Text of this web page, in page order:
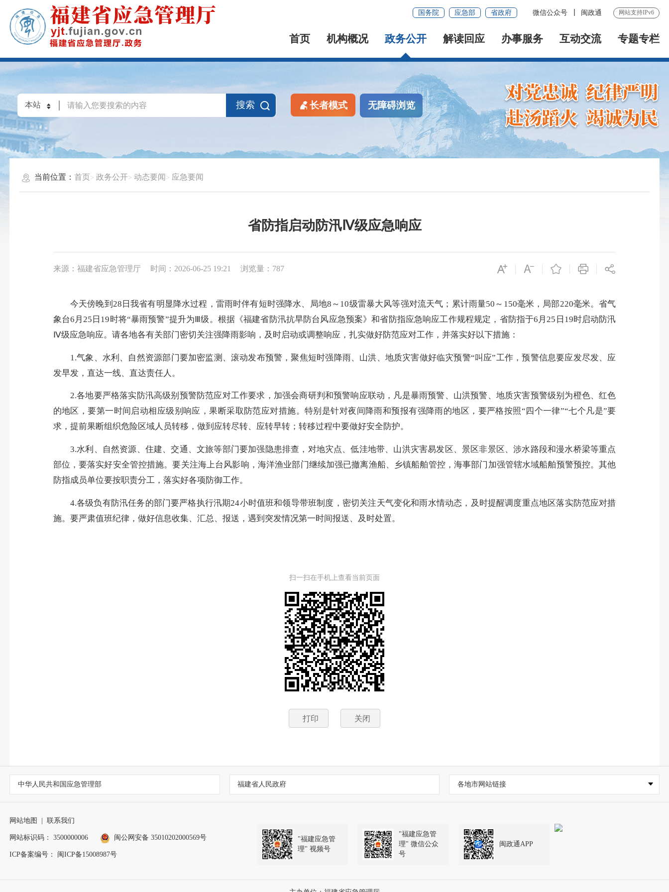
国务院 应急部 省政府 微信公众号 闽政通 网站支持IPv6
首页 机构概况 政务公开 解读回应 办事服务 互动交流 专题专栏
搜索 长者模式 无障碍浏览
当前位置：首页 政务公开 动态要闻 应急要闻
省防指启动防汛Ⅳ级应急响应
来源：福建省应急管理厅 时间：2026-06-25 19:21 浏览量：787
今天傍晚到28日我省有明显降水过程，雷雨时伴有短时强降水、局地8～10级雷暴大风等强对流天气；累计雨量50～150毫米，局部220毫米。省气
象台6月25日19时将“暴雨预警”提升为Ⅲ级。根据《福建省防汛抗旱防台风应急预案》和省防指应急响应工作规程规定，省防指于6月25日19时启动防汛
Ⅳ级应急响应。请各地各有关部门密切关注强降雨影响，及时启动或调整响应，扎实做好防范应对工作，并落实好以下措施：
1.气象、水利、自然资源部门要加密监测、滚动发布预警，聚焦短时强降雨、山洪、地质灾害做好临灾预警“叫应”工作，预警信息要应发尽发、应
发早发，直达一线、直达责任人。
2.各地要严格落实防汛高级别预警防范应对工作要求，加强会商研判和预警响应联动，凡是暴雨预警、山洪预警、地质灾害预警级别为橙色、红色
的地区，要第一时间启动相应级别响应，果断采取防范应对措施。特别是针对夜间降雨和预报有强降雨的地区，要严格按照“四个一律”“七个凡是”要
求，提前果断组织危险区域人员转移，做到应转尽转、应转早转；转移过程中要做好安全防护。
3.水利、自然资源、住建、交通、文旅等部门要加强隐患排查，对地灾点、低洼地带、山洪灾害易发区、景区非景区、涉水路段和漫水桥梁等重点
部位，要落实好安全管控措施。要关注海上台风影响，海洋渔业部门继续加强已撤离渔船、乡镇船舶管控，海事部门加强管辖水域船舶预警预控。其他
防指成员单位要按职责分工，落实好各项防御工作。
4.各级负有防汛任务的部门要严格执行汛期24小时值班和领导带班制度，密切关注天气变化和雨水情动态，及时提醒调度重点地区落实防范应对措
施。要严肃值班纪律，做好信息收集、汇总、报送，遇到突发情况第一时间报送、及时处置。
扫一扫在手机上查看当前页面
打印 关闭
中华人民共和国应急管理部 福建省人民政府 各地市网站链接
网站地图 联系我们
网站标识码： 3500000006 闽公网安备 35010202000569号
ICP备案编号： 闽ICP备15008987号
"福建应急管
理" 视频号
"福建应急管
理" 微信公众
号
闽政通APP